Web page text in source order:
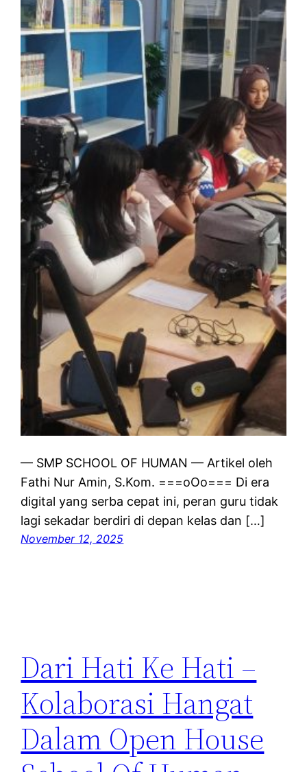
— SMP SCHOOL OF HUMAN — Artikel oleh
Fathi Nur Amin, S.Kom. ===oOo=== Di era
digital yang serba cepat ini, peran guru tidak
lagi sekadar berdiri di depan kelas dan […]
November 12, 2025
Dari Hati Ke Hati –
Kolaborasi Hangat
Dalam Open House